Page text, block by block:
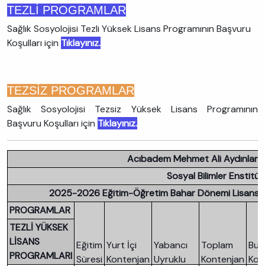
TEZLİ PROGRAMLAR
Sağlık Sosyolojisi Tezli Yüksek Lisans Programının Başvuru
Koşulları için Tıklayınız.
TEZSİZ PROGRAMLAR
Sağlık Sosyolojisi Tezsiz Yüksek Lisans Programının
Başvuru Koşulları için Tıklayınız.
Acıbadem Mehmet Ali Aydınlar
Sosyal Bilimler
2025-2026 Eğitim-Öğretim Bahar Dönemi
PROGRAMLAR
Eğitim
Süresi
Yurt İçi
Kontenjan
Yabancı
Uyruklu
Toplam
Kontenjan
TEZLİ YÜKSEK
LİSANS
PROGRAMLARI